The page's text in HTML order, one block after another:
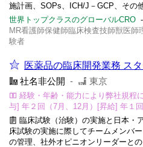
施計画、SOPs、ICH/J－GCP、その
世界トップクラスのグローバルCRO -
MR看護師保健師臨床検査技師獣医師
験者
医薬品の臨床開発業務 ス
社名非公開 - 東京
経験・年齢・能力により弊社規程
与] 年２回（7月、12月）[昇給] 年１回
臨床試験（治験）の実施と日本・
床試験の実施に際してチームメンバ
の管理、社外オピニオンリーダーと